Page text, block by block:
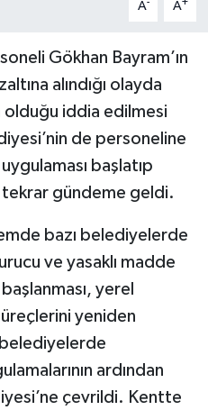
A- A+
Gökhan Bayram’ın
alındığı olayda
olduğu iddia edilmesi
de personeline
başlatıp
tekrar gündeme geldi.
bazı belediyelerde
ve yasaklı madde
yerel
yeniden
ardından
çevrildi. Kentte